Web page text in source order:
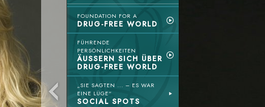
FOUNDATION FOR A
DRUG-FREE WORLD
FÜHRENDE
PERSÖNLICHKEITEN
ÄUSSERN SICH ÜBER
DRUG-FREE WORLD
„SIE SAGTEN ... – ES WAR
EINE LÜGE“
SOCIAL SPOTS